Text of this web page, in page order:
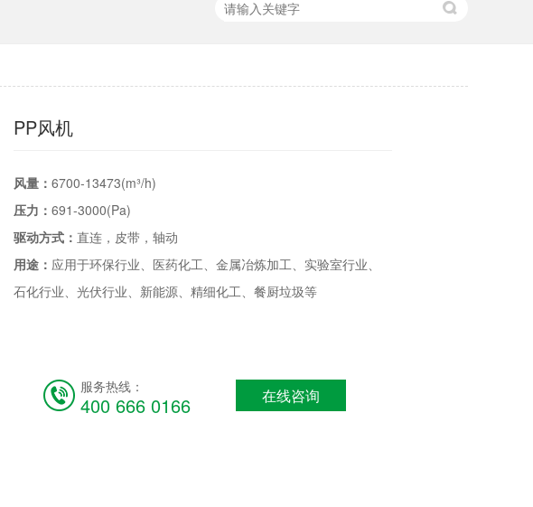
PP风机
风量： 6700-13473(m³/h)
压力： 691-3000(Pa)
驱动方式： 直连，皮带，轴动
用途： 应用于环保行业、医药化工、金属冶炼加工、实验室行业、
石化行业、光伏行业、新能源、精细化工、餐厨垃圾等
服务热线：
400 666 0166 在线咨询